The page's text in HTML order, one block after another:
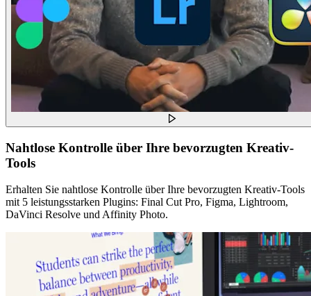
Nahtlose Kontrolle über Ihre bevorzugten Kreativ-
Tools
Erhalten Sie nahtlose Kontrolle über Ihre bevorzugten Kreativ-Tools
mit 5 leistungsstarken Plugins: Final Cut Pro, Figma, Lightroom,
DaVinci Resolve und Affinity Photo.